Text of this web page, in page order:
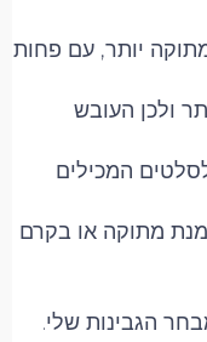
יותר, עם פחות
ולכן העובש
המכילים
מתוקה או בקרם
הגבינות שלי.